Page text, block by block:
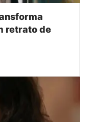
retrato de